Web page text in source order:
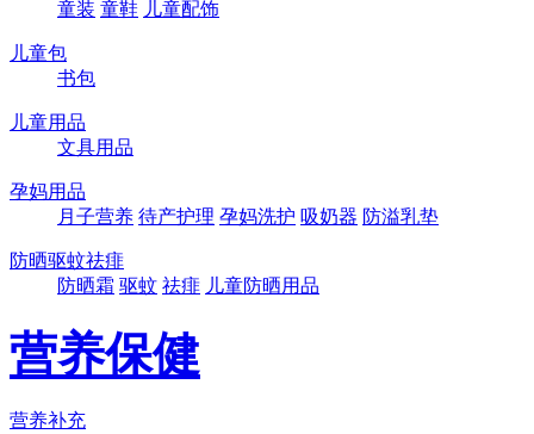
童装 童鞋 儿童配饰
儿童包
书包
儿童用品
文具用品
孕妈用品
月子营养 待产护理 孕妈洗护 吸奶器 防溢乳垫
防晒驱蚊祛痱
防晒霜 驱蚊 祛痱 儿童防晒用品
营养保健
营养补充